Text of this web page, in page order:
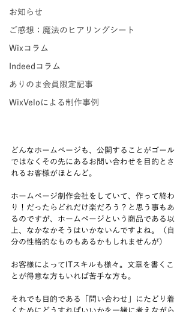
お知らせ
ご感想：魔法のヒアリングシート
Wixコラム
Indeedコラム
ありのま会員限定記事
WixVeloによる制作事例
どんなホームページも、公開することがゴール
ではなくその先にあるお問い合わせを目的とさ
れるお客様がほとんど。
ホームページ制作会社をしていて、作って終わ
り！だったらどれだけ楽だろう？と思う事もあ
るのですが、ホームページという商品である以
上、なかなかそうはいかないんですよね。（自
分の性格的なものもあるかもしれませんが）
お客様によってITスキルも様々。文章を書くこ
とが得意な方もいれば苦手な方も。
それでも目的である「問い合わせ」にたどり着